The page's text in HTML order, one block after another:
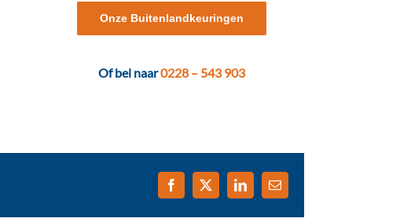
Onze Buitenlandkeuringen
Of bel naar0228 – 543 903
Facebook
X LinkedIn
E-
mail